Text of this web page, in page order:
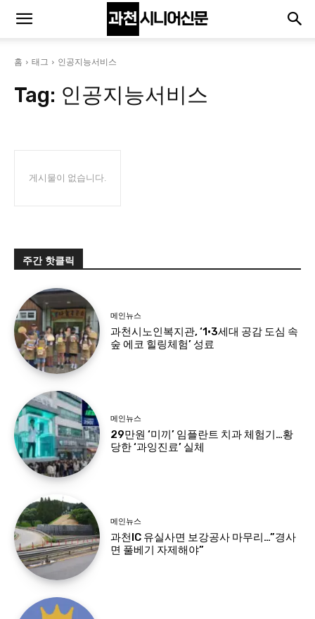
홈 태그 인공지능서비스
Tag: 인공지능서비스
게시물이 없습니다.
주간 핫클릭
메인뉴스
과천시노인복지관, ‘1·3세대 공감 도심 속
숲 에코 힐링체험’ 성료
메인뉴스
29만원 ‘미끼’ 임플란트 치과 체험기…황
당한 ‘과잉진료’ 실체
메인뉴스
과천IC 유실사면 보강공사 마무리…”경사
면 풀베기 자제해야”